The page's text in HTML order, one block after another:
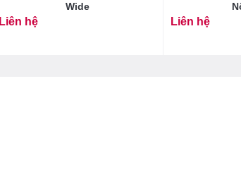
Wide
Liên hệ Liên hệ